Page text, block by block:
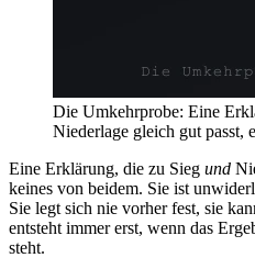
Die Umkehrprobe: Eine
Niederlage gleich gut passt,
Eine Erklärung, die zu Sieg und
keines von beidem. Sie ist
Sie legt sich nie vorher fest, sie
entsteht immer erst, wenn das
steht.